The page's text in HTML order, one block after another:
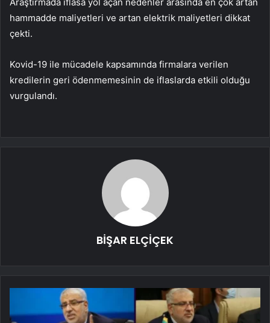
hammadde maliyetleri ve artan elektrik maliyetleri dikkat
çekti.
Kovid-19 ile mücadele kapsamında firmalara verilen
kredilerin geri ödenmemesinin de iflaslarda etkili olduğu
vurgulandı.
BİŞAR ELÇİÇEK